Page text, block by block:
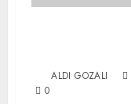
ALDI GOZALI
0